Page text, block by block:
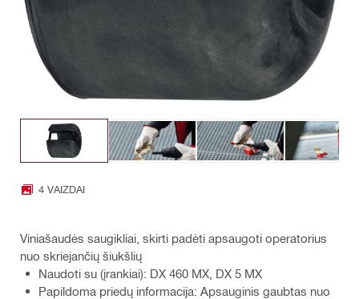
4 VAIZDAI
Viniašaudės saugikliai, skirti padėti apsaugoti operatorius
nuo skriejančių šiukšlių
Naudoti su (įrankiai): DX 460 MX, DX 5 MX
Papildoma priedų informacija: Apsauginis gaubtas nuo